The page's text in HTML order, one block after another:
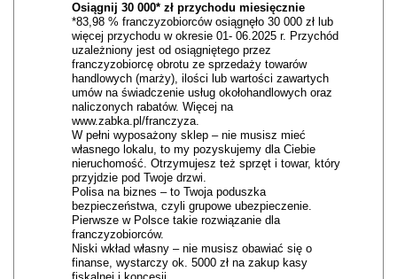
Osiągnij 30 000* zł przychodu miesięcznie
*83,98 % franczyzobiorców osiągnęło 30 000 zł lub
więcej przychodu w okresie 01- 06.2025 r. Przychód
uzależniony jest od osiągniętego przez
franczyzobiorcę obrotu ze sprzedaży towarów
handlowych (marży), ilości lub wartości zawartych
umów na świadczenie usług okołohandlowych oraz
naliczonych rabatów. Więcej na
www.zabka.pl/franczyza.
W pełni wyposażony sklep – nie musisz mieć
własnego lokalu, to my pozyskujemy dla Ciebie
nieruchomość. Otrzymujesz też sprzęt i towar, który
przyjdzie pod Twoje drzwi.
Polisa na biznes – to Twoja poduszka
bezpieczeństwa, czyli grupowe ubezpieczenie.
Pierwsze w Polsce takie rozwiązanie dla
franczyzobiorców.
Niski wkład własny – nie musisz obawiać się o
finanse, wystarczy ok. 5000 zł na zakup kasy